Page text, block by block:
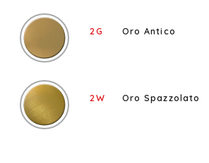
2G Oro Antico
2W Oro Spazzolato